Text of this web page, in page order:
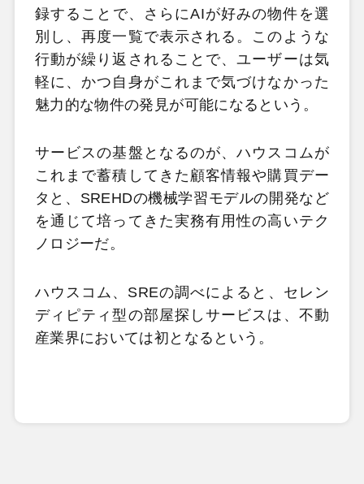
録することで、さらにAIが好みの物件を選
別し、再度一覧で表示される。このような
行動が繰り返されることで、ユーザーは気
軽に、かつ自身がこれまで気づけなかった
魅力的な物件の発見が可能になるという。
サービスの基盤となるのが、ハウスコムが
これまで蓄積してきた顧客情報や購買デー
タと、SREHDの機械学習モデルの開発など
を通じて培ってきた実務有用性の高いテク
ノロジーだ。
ハウスコム、SREの調べによると、セレン
ディピティ型の部屋探しサービスは、不動
産業界においては初となるという。